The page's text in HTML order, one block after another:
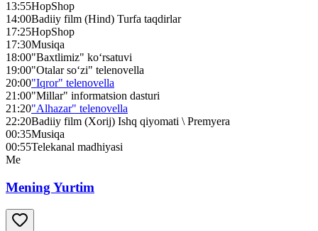
13:55HopShop
14:00Badiiy film (Hind) Turfa taqdirlar
17:25HopShop
17:30Musiqa
18:00"Baxtlimiz" ko‘rsatuvi
19:00"Otalar so‘zi" telenovella
20:00"Iqror" telenovella
21:00"Millar" informatsion dasturi
21:20"Alhazar" telenovella
22:20Badiiy film (Xorij) Ishq qiyomati \ Premyera
00:35Musiqa
00:55Telekanal madhiyasi
Me
Mening Yurtim